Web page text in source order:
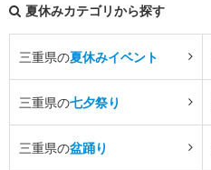
夏休みカテゴリから探す
三重県の夏休みイベント
三重県の七夕祭り
三重県の盆踊り